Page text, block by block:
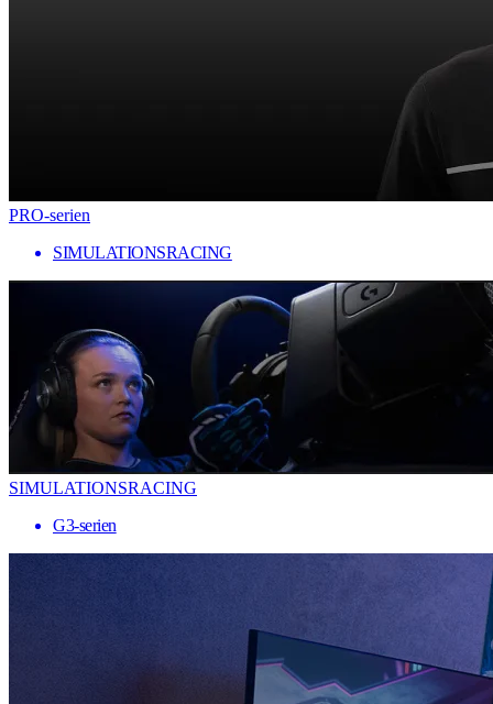
PRO-serien
SIMULATIONSRACING
SIMULATIONSRACING
G3-serien